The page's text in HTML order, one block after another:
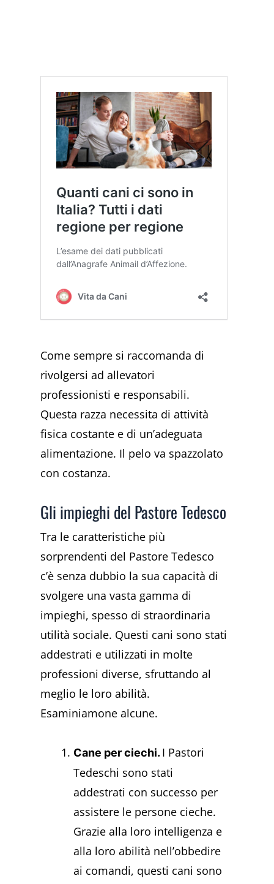
Come sempre si raccomanda di
rivolgersi ad allevatori
professionisti e responsabili.
Questa razza necessita di attività
fisica costante e di un’adeguata
alimentazione. Il pelo va spazzolato
con costanza.
Gli impieghi del Pastore Tedesco
Tra le caratteristiche più
sorprendenti del Pastore Tedesco
c’è senza dubbio la sua capacità di
svolgere una vasta gamma di
impieghi, spesso di straordinaria
utilità sociale. Questi cani sono stati
addestrati e utilizzati in molte
professioni diverse, sfruttando al
meglio le loro abilità.
Esaminiamone alcune.
Cane per ciechi. I Pastori
Tedeschi sono stati
addestrati con successo per
assistere le persone cieche.
Grazie alla loro intelligenza e
alla loro abilità nell’obbedire
ai comandi, questi cani sono